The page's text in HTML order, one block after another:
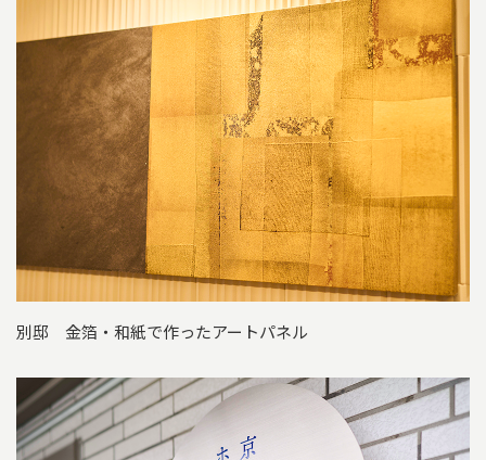
別邸 金箔・和紙で作ったアートパネル